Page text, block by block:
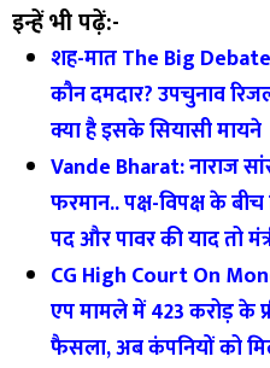
इन्हें भी पढ़ें:-
शह-मात The Big
कौन दमदार? उपचुनाव
क्या है इसके सियासी मायने
Vande Bharat: नाराज
फरमान.. पक्ष-विपक्ष के
पद और पावर की याद तो
CG High Court On
एप मामले में 423 करोड़ के
फैसला, अब कंपनियों को